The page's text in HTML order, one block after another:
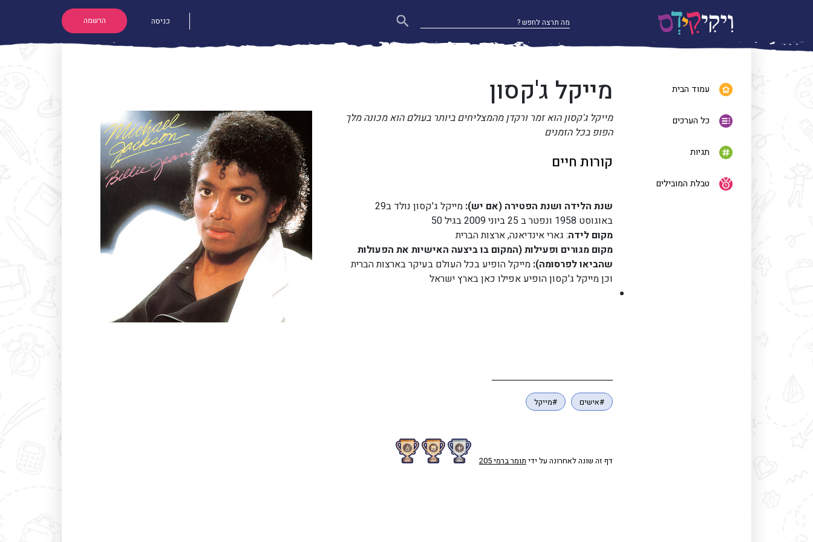
כניסה הרשמה
עמוד הבית
כל הערכים
תגיות
טבלת המובילים
מייקל ג'קסון
מייקל ג'קסון הוא זמר ורקדן מהמצליחים ביותר בעולם הוא מכונה מלך
הפופ בכל הזמנים
קורות חיים
שנת הלידה ושנת הפטירה (אם יש):
מייקל ג'קסון נולד ב29
באוגוסט 1958 ונפטר ב 25 ביוני 2009 בגיל 50
מקום לידה: גארי אינדיאנה, ארצות הברית
מקום מגורים ופעילות (המקום בו ביצעה האישיות את הפעולות
שהביאו לפרסומה): מייקל הופיע בכל העולם בעיקר בארצות הברית
וכן מייקל ג'קסון הופיע אפילו כאן בארץ ישראל
#אישים #מייקל
דף זה שונה לאחרונה על ידי תומר ברמי 205